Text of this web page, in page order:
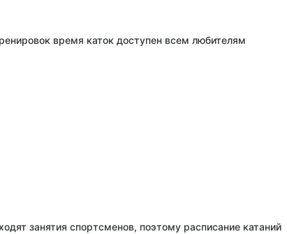
время каток доступен всем любителям
занятия спортсменов, поэтому расписание катаний